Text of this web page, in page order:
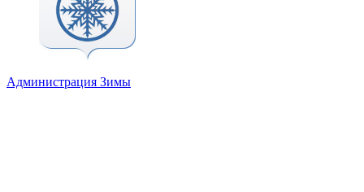
Администрация Зимы